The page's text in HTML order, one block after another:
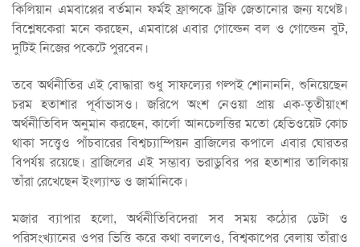
কিলিয়ান এমবাপ্পের বর্তমান ফর্মই ফ্রান্সকে ট্রফি জেতানোর জন্য যথেষ্ট।
বিশ্লেষকেরা মনে করছেন, এমবাপ্পে এবার গোল্ডেন বল ও গোল্ডেন বুট,
দুটিই নিজের পকেটে পুরবেন।
তবে অর্থনীতির এই বোদ্ধারা শুধু সাফল্যের গল্পই শোনাননি, শুনিয়েছেন
চরম হতাশার পূর্বাভাসও। জরিপে অংশ নেওয়া প্রায় এক-তৃতীয়াংশ
অর্থনীতিবিদ অনুমান করছেন, কার্লো আনচেলত্তির মতো হেভিওয়েট কোচ
থাকা সত্ত্বেও পাঁচবারের বিশ্বচ্যাম্পিয়ন ব্রাজিলের কপালে এবার ঘোরতর
বিপর্যয় রয়েছে। ব্রাজিলের এই সম্ভাব্য ভরাডুবির পর হতাশার তালিকায়
তাঁরা রেখেছেন ইংল্যান্ড ও জার্মানিকে।
মজার ব্যাপার হলো, অর্থনীতিবিদেরা সব সময় কঠোর ডেটা ও
পরিসংখ্যানের ওপর ভিত্তি করে কথা বললেও, বিশ্বকাপের বেলায় তাঁরাও